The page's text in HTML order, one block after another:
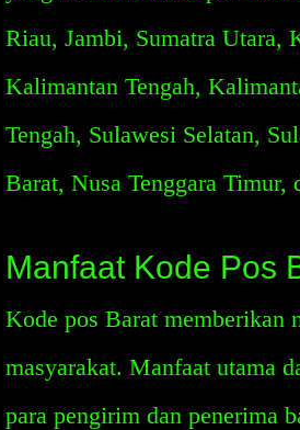
Riau, Jambi, Sumatra Utara,
Kalimantan Tengah,
Tengah, Sulawesi Selatan,
Barat, Nusa Tenggara Timur,
Manfaat Kode Pos
Kode pos Barat memberikan
masyarakat. Manfaat utama
para pengirim dan penerima